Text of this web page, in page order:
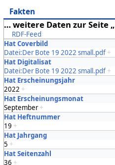
Fakten
… weitere Daten zur Seite „
RDF-Feed
Hat Coverbild
Datei:Der Bote 19 2022 small.pdf +
Hat Digitalisat
Datei:Der Bote 19 2022 small.pdf +
Hat Erscheinungsjahr
2022 +
Hat Erscheinungsmonat
September+
Hat Heftnummer
19 +
Hat Jahrgang
5 +
Hat Seitenzahl
36 +